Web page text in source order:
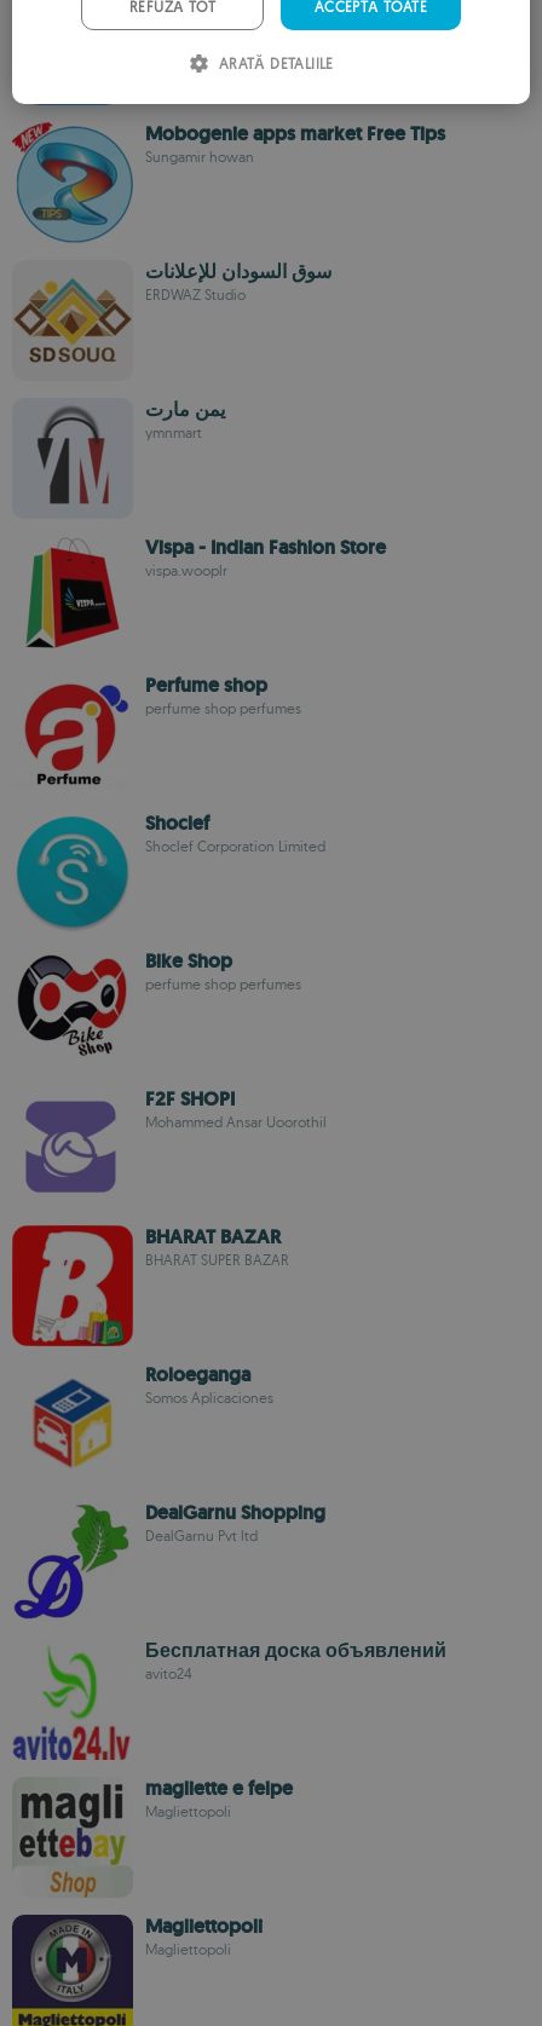
Mobogenie apps market Free Tips
Sungamir howan
سوق السودان للإعلانات
ERDWAZ Studio
يمن مارت
ymnmart
Vispa - Indian Fashion Store
vispa.wooplr
Perfume shop
perfume shop perfumes
Shoclef
Shoclef Corporation Limited
Bike Shop
perfume shop perfumes
F2F SHOPI
Mohammed Ansar Uoorothil
BHARAT BAZAR
BHARAT SUPER BAZAR
Roloeganga
Somos Aplicaciones
DealGarnu Shopping
DealGarnu Pvt ltd
Бесплатная доска объявлений
avito24
magliette e felpe
Magliettopoli
Magliettopoli
Magliettopoli
ITALIAN
ROMANIAN
ACCEPTĂ TOATE
REFUZĂ TOT
ARATĂ DETALIILE